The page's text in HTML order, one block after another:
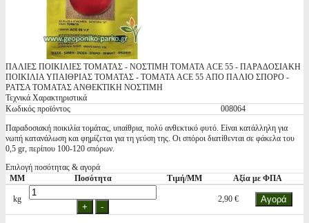
ΠΑΛΙΕΣ ΠΟΙΚΙΛΙΕΣ ΤΟΜΑΤΑΣ - ΝΟΣΤΙΜΗ ΤΟΜΑΤΑ ACE 55 - ΠΑΡΑΔΟΣΙΑΚΗ
ΠΟΙΚΙΛΙΑ ΥΠΑΙΘΡΙΑΣ ΤΟΜΑΤΑΣ - ΤΟΜΑΤΑ ACE 55 ΑΠΟ ΠΑΛΙΟ ΣΠΟΡΟ -
ΡΑΤΣΑ ΤΟΜΑΤΑΣ ΑΝΘΕΚΤΙΚΗ ΝΟΣΤΙΜΗ
Τεχνικά Χαρακτηριστικά
Κωδικός προϊόντος
008064
Παραδοσιακή ποικιλία τομάτας, υπαίθρια, πολύ ανθεκτικό φυτό. Είναι κατάλληλη για
νωπή κατανάλωση και φημίζεται για τη γεύση της. Οι σπόροι διατίθενται σε φάκελα του
0,5 gr, περίπου 100-120 σπόρων.
Επιλογή ποσότητας & αγορά
ΜΜ
Ποσότητα Τιμή/ΜΜ Αξία με ΦΠΑ
kg 2,90 €